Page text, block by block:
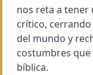
nos reta a
crítico,
del mundo y
costumbres que
bíblica.